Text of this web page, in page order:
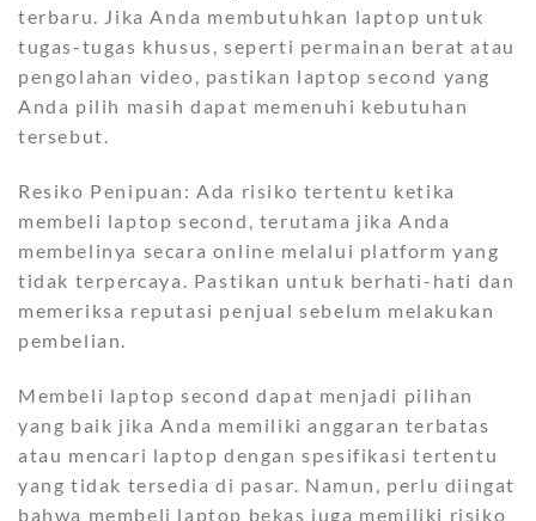
terbaru. Jika Anda membutuhkan laptop untuk
tugas-tugas khusus, seperti permainan berat atau
pengolahan video, pastikan laptop second yang
Anda pilih masih dapat memenuhi kebutuhan
tersebut.
Resiko Penipuan: Ada risiko tertentu ketika
membeli laptop second, terutama jika Anda
membelinya secara online melalui platform yang
tidak terpercaya. Pastikan untuk berhati-hati dan
memeriksa reputasi penjual sebelum melakukan
pembelian.
Membeli laptop second dapat menjadi pilihan
yang baik jika Anda memiliki anggaran terbatas
atau mencari laptop dengan spesifikasi tertentu
yang tidak tersedia di pasar. Namun, perlu diingat
bahwa membeli laptop bekas juga memiliki risiko